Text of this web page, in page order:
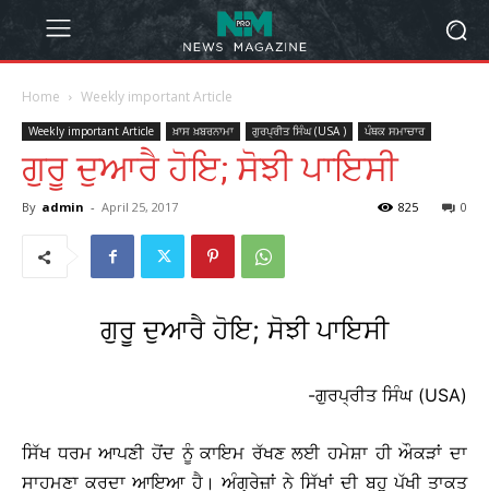
Home Weekly important Article
Weekly important Article ਖ਼ਾਸ ਖ਼ਬਰਨਾਮਾ ਗੁਰਪ੍ਰੀਤ ਸਿੰਘ (USA ) ਪੰਥਕ ਸਮਾਚਾਰ
ਗੁਰੂ ਦੁਆਰੈ ਹੋਇ; ਸੋਝੀ ਪਾਇਸੀ
By admin - April 25, 2017 0
825
ਗੁਰੂ ਦੁਆਰੈ ਹੋਇ; ਸੋਝੀ ਪਾਇਸੀ
-ਗੁਰਪ੍ਰੀਤ ਸਿੰਘ (USA)
ਸਿੱਖ ਧਰਮ ਆਪਣੀ ਹੋਂਦ ਨੂੰ ਕਾਇਮ ਰੱਖਣ ਲਈ ਹਮੇਸ਼ਾ ਹੀ ਔਕੜਾਂ ਦਾ
ਸਾਹਮਣਾ ਕਰਦਾ ਆਇਆ ਹੈ। ਅੰਗ੍ਰੇਜ਼ਾਂ ਨੇ ਸਿੱਖਾਂ ਦੀ ਬਹੁ ਪੱਖੀ ਤਾਕਤ